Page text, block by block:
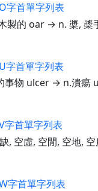
字首單字列表
製的 oar → n. 槳,
字首單字列表
物 ulcer → n.潰瘍
字首單字列表
, 空虛, 空閒, 空地,
字首單字列表